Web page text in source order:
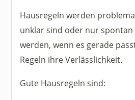
Hausregeln werden
unklar sind oder nur
werden, wenn es gerade
Regeln ihre Verlässlichkeit.
Gute Hausregeln sind: